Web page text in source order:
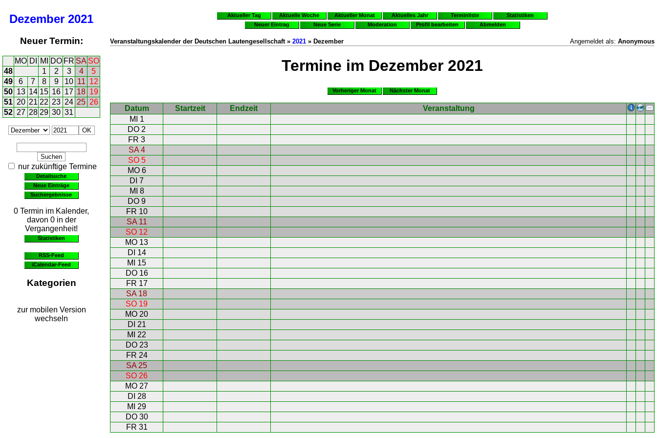
Dezember 2021
Neuer Termin:
MO DI MI DO FR SA SO
48
1 2 3 4
5
49
6 7 8 9 10 11 12
50 13 14 15 16 17 18 19
51 20 21 22 23 24 25 26
52 27 28 29 30 31
nur zukünftige Termine
Detailsuche
Neue Einträge
Suchergebnisse
0 Termin im Kalender,
davon 0 in der
Vergangenheit!
Statistiken
RSS-Feed
iCalendar-Feed
Kategorien
zur mobilen Version
wechseln
Aktueller Tag Aktuelle Woche Aktueller Monat Aktuelles Jahr Terminliste
Statistiken
Neuer Eintrag
Neue Serie Moderation Profil bearbeiten Abmelden
Veranstaltungskalender der Deutschen Lautengesellschaft » 2021 » Dezember Angemeldet als: Anonymous
Termine im Dezember 2021
Vorheriger Monat Nächster Monat
Datum Startzeit Endzeit
Veranstaltung
MI 1
DO 2
FR 3
SA 4
SO 5
MO 6
DI 7
MI 8
DO 9
FR 10
SA 11
SO 12
MO 13
DI 14
MI 15
DO 16
FR 17
SA 18
SO 19
MO 20
DI 21
MI 22
DO 23
FR 24
SA 25
SO 26
MO 27
DI 28
MI 29
DO 30
FR 31